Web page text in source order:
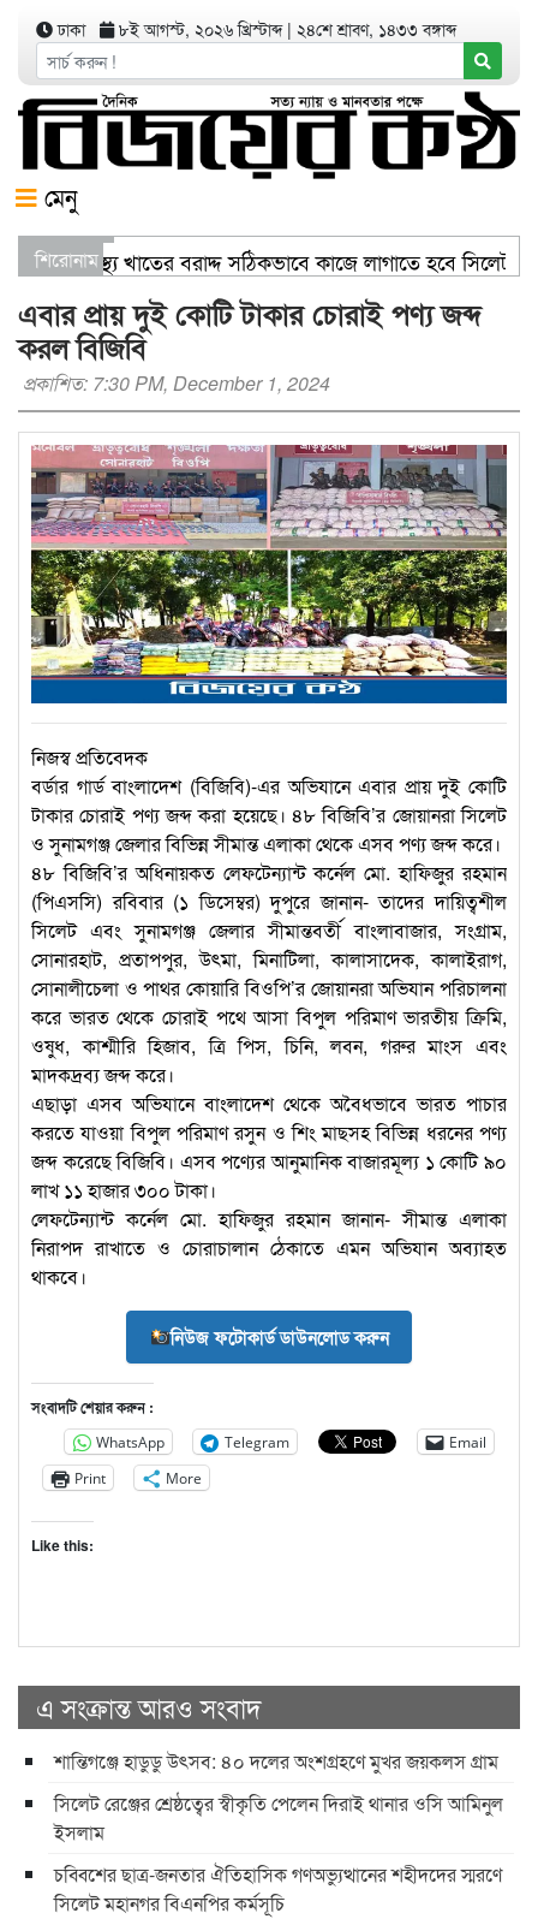
ঢাকা ৮ই আগস্ট, ২০২৬ খ্রিস্টাব্দ| ২৪শে শ্রাবণ, ১৪৩৩ বঙ্গাব্দ
মেনু
শিরোনামস্বাস্থ্য খাতের বরাদ্দ সঠিকভাবে কাজে লাগাতে হবে
যার যেখানে খালি জায়গা আছে, গাছ লাগান — আব্দুল কাইয়ুম
এবার প্রায় দুই কোটি টাকার চোরাই পণ্য জব্দ
করল বিজিবি
প্রকাশিত: 7:30 PM, December 1, 2024
নিজস্ব প্রতিবেদক
বর্ডার গার্ড বাংলাদেশ (বিজিবি)-এর অভিযানে এবার প্রায় দুই কোটি
টাকার চোরাই পণ্য জব্দ করা হয়েছে। ৪৮ বিজিবি’র জোয়ানরা সিলেট
ও সুনামগঞ্জ জেলার বিভিন্ন সীমান্ত এলাকা থেকে এসব পণ্য জব্দ করে।
৪৮ বিজিবি’র অধিনায়কত লেফটেন্যান্ট কর্নেল মো. হাফিজুর রহমান
(পিএসসি) রবিবার (১ ডিসেম্বর) দুপুরে জানান- তাদের দায়িত্বশীল
সিলেট এবং সুনামগঞ্জ জেলার সীমান্তবর্তী বাংলাবাজার, সংগ্রাম,
সোনারহাট, প্রতাপপুর, উৎমা, মিনাটিলা, কালাসাদেক, কালাইরাগ,
সোনালীচেলা ও পাথর কোয়ারি বিওপি’র জোয়ানরা অভিযান পরিচালনা
করে ভারত থেকে চোরাই পথে আসা বিপুল পরিমাণ ভারতীয় ক্রিমি,
ওষুধ, কাশ্মীরি হিজাব, ত্রি পিস, চিনি, লবন, গরুর মাংস এবং
মাদকদ্রব্য জব্দ করে।
এছাড়া এসব অভিযানে বাংলাদেশ থেকে অবৈধভাবে ভারত পাচার
করতে যাওয়া বিপুল পরিমাণ রসুন ও শিং মাছসহ বিভিন্ন ধরনের পণ্য
জব্দ করেছে বিজিবি। এসব পণ্যের আনুমানিক বাজারমূল্য ১ কোটি ৯০
লাখ ১১ হাজার ৩০০ টাকা।
লেফটেন্যান্ট কর্নেল মো. হাফিজুর রহমান জানান- সীমান্ত এলাকা
নিরাপদ রাখাতে ও চোরাচালান ঠেকাতে এমন অভিযান অব্যাহত
থাকবে।
নিউজ ফটোকার্ড ডাউনলোড করুন
সংবাদটি শেয়ার করুন :
WhatsApp Telegram
Email
Print
More
Like this:
এ সংক্রান্ত আরও সংবাদ
শান্তিগঞ্জে হাডুডু উৎসব: ৪০ দলের অংশগ্রহণে মুখর জয়কলস গ্রাম
সিলেট রেঞ্জের শ্রেষ্ঠত্বের স্বীকৃতি পেলেন দিরাই থানার ওসি আমিনুল
ইসলাম
চব্বিশের ছাত্র-জনতার ঐতিহাসিক গণঅভ্যুত্থানের শহীদদের স্মরণে
সিলেট মহানগর বিএনপির কর্মসূচি